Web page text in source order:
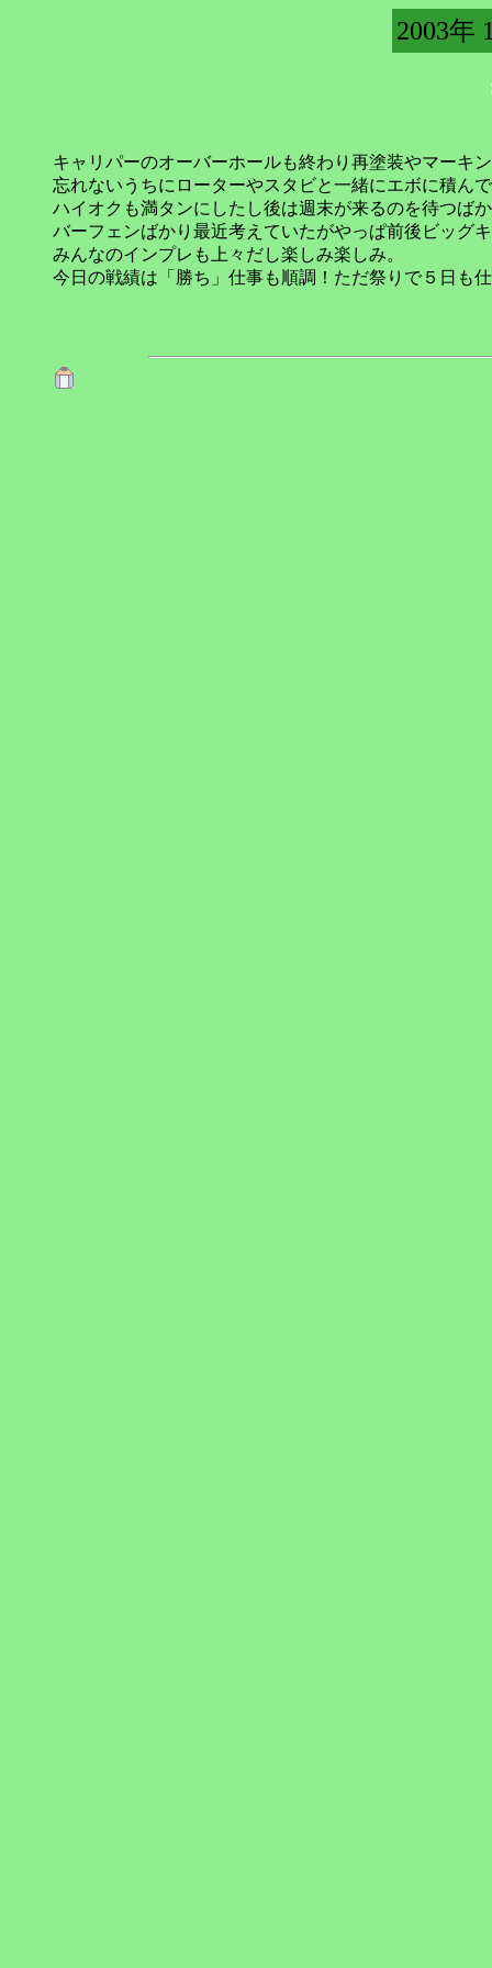
2003年
キャリパーのオーバーホールも終わり再塗装やマーキ
忘れないうちにローターやスタビと一緒にエボに積ん
ハイオクも満タンにしたし後は週末が来るのを待つば
バーフェンばかり最近考えていたがやっぱ前後ビッグ
みんなのインプレも上々だし楽しみ楽しみ。
今日の戦績は「勝ち」仕事も順調！ただ祭りで５日も